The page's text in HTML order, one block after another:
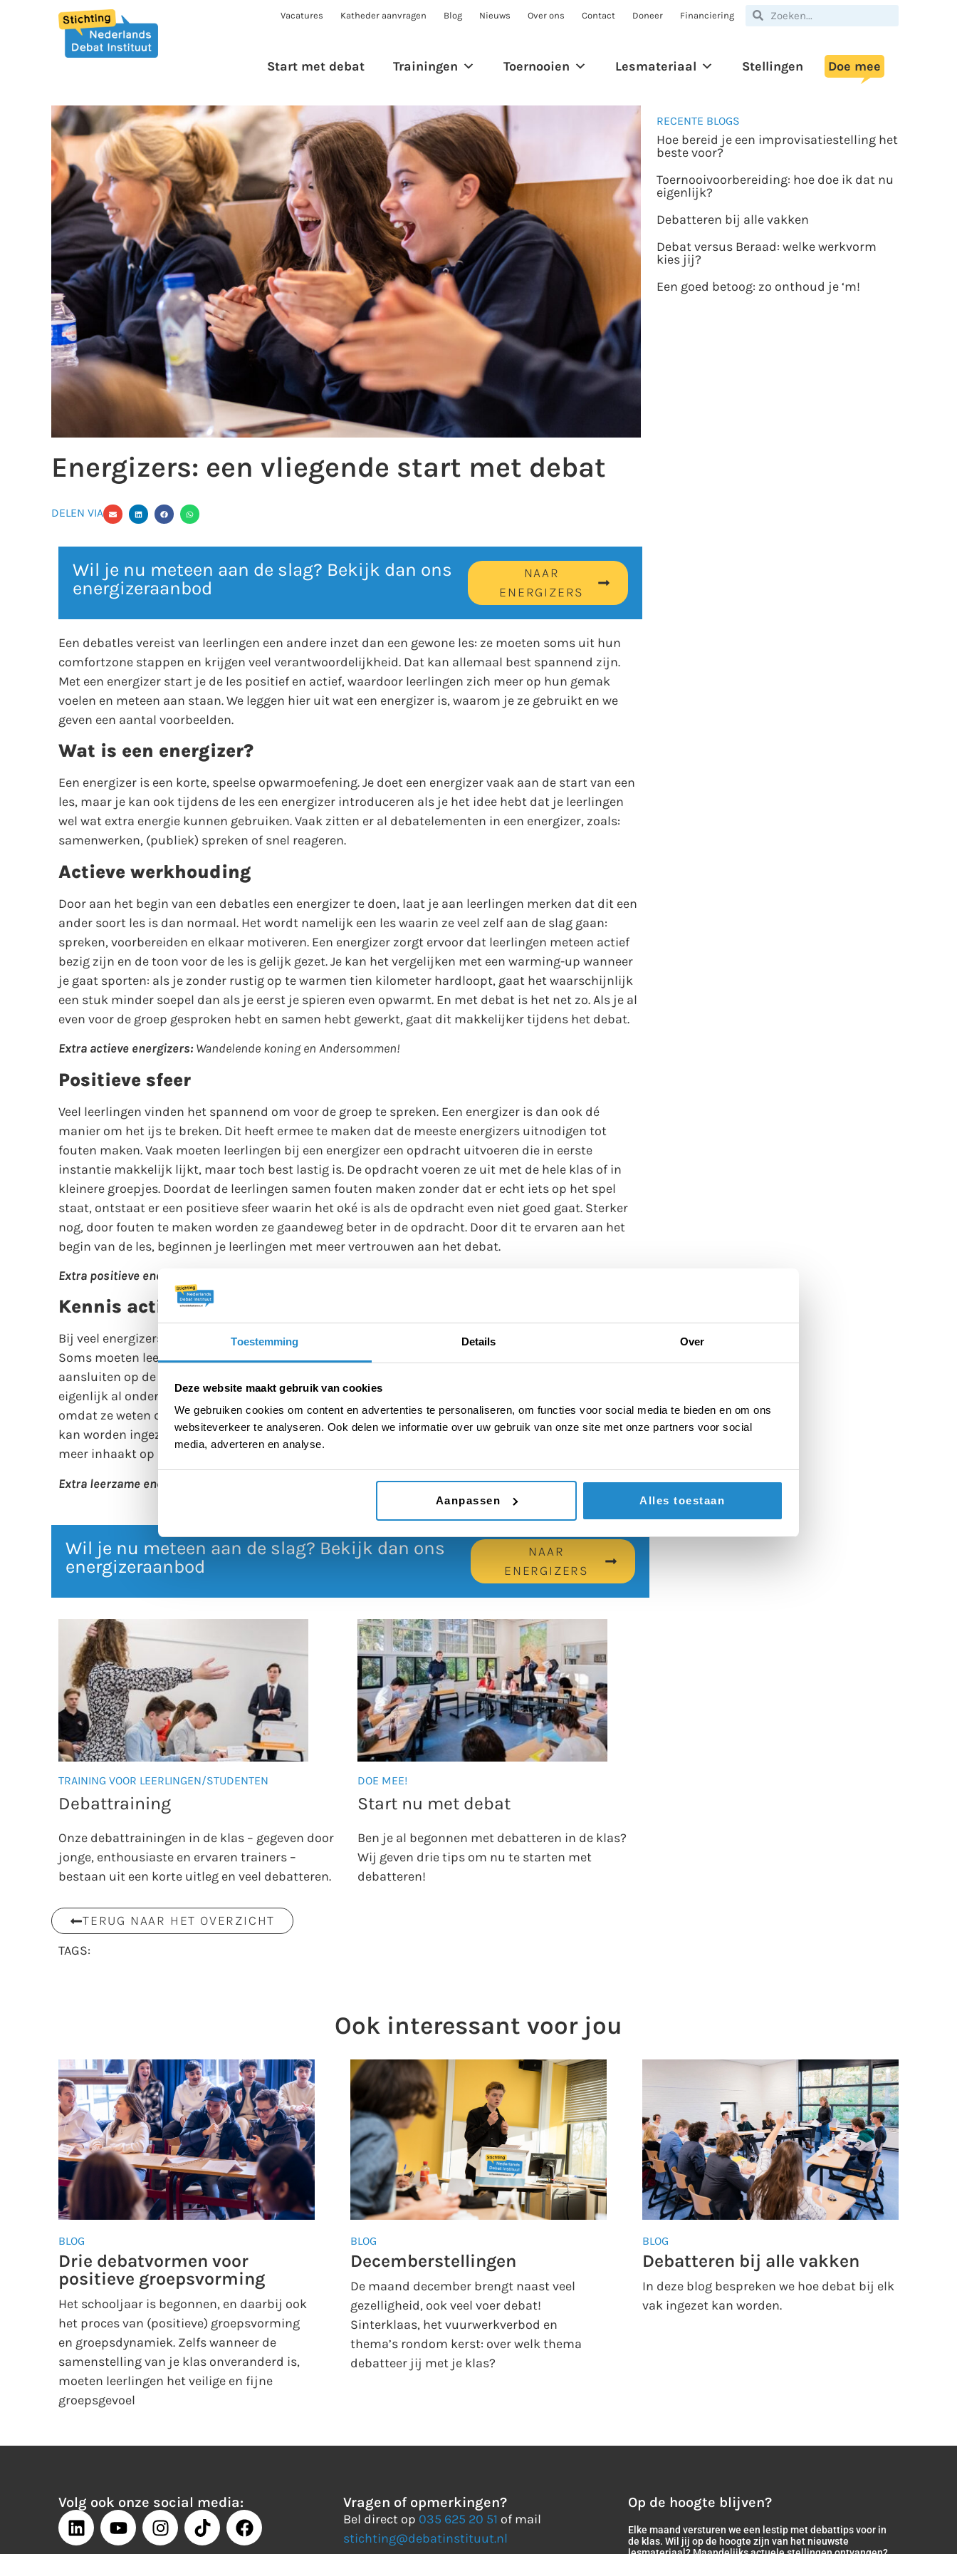
Toestemming Details Over
Deze website maakt gebruik van cookies
We gebruiken cookies om content en advertenties te personaliseren, om functies voor social media te bieden en om ons
websiteverkeer te analyseren. Ook delen we informatie over uw gebruik van onze site met onze partners voor social
media, adverteren en analyse.
Aanpassen Alles toestaan
Vacatures Katheder aanvragen Blog Nieuws Over ons Contact Doneer Financiering
Start met debat Trainingen Toernooien Lesmateriaal Stellingen Doe mee
Energizers: een vliegende start met debat
DELEN VIA
Wil je nu meteen aan de slag? Bekijk dan ons
energizeraanbod
NAAR
ENERGIZERS
Een debatles vereist van leerlingen een andere inzet dan een gewone les: ze moeten soms uit hun
comfortzone stappen en krijgen veel verantwoordelijkheid. Dat kan allemaal best spannend zijn.
Met een energizer start je de les positief en actief, waardoor leerlingen zich meer op hun gemak
voelen en meteen aan staan. We leggen hier uit wat een energizer is, waarom je ze gebruikt en we
geven een aantal voorbeelden.
Wat is een energizer?
Een energizer is een korte, speelse opwarmoefening. Je doet een energizer vaak aan de start van een
les, maar je kan ook tijdens de les een energizer introduceren als je het idee hebt dat je leerlingen
wel wat extra energie kunnen gebruiken. Vaak zitten er al debatelementen in een energizer, zoals:
samenwerken, (publiek) spreken of snel reageren.
Actieve werkhouding
Door aan het begin van een debatles een energizer te doen, laat je aan leerlingen merken dat dit een
ander soort les is dan normaal. Het wordt namelijk een les waarin ze veel zelf aan de slag gaan:
spreken, voorbereiden en elkaar motiveren. Een energizer zorgt ervoor dat leerlingen meteen actief
bezig zijn en de toon voor de les is gelijk gezet. Je kan het vergelijken met een warming-up wanneer
je gaat sporten: als je zonder rustig op te warmen tien kilometer hardloopt, gaat het waarschijnlijk
een stuk minder soepel dan als je eerst je spieren even opwarmt. En met debat is het net zo. Als je al
even voor de groep gesproken hebt en samen hebt gewerkt, gaat dit makkelijker tijdens het debat.
Extra actieve energizers: Wandelende koning en Andersommen!
Positieve sfeer
Veel leerlingen vinden het spannend om voor de groep te spreken. Een energizer is dan ook dé
manier om het ijs te breken. Dit heeft ermee te maken dat de meeste energizers uitnodigen tot
fouten maken. Vaak moeten leerlingen bij een energizer een opdracht uitvoeren die in eerste
instantie makkelijk lijkt, maar toch best lastig is. De opdracht voeren ze uit met de hele klas of in
kleinere groepjes. Doordat de leerlingen samen fouten maken zonder dat er echt iets op het spel
staat, ontstaat er een positieve sfeer waarin het oké is als de opdracht even niet goed gaat. Sterker
nog, door fouten te maken worden ze gaandeweg beter in de opdracht. Door dit te ervaren aan het
begin van de les, beginnen je leerlingen met meer vertrouwen aan het debat.
Extra positieve energizers:
Kennis activeren
Bij veel energizers staat samenwerken centraal, maar bijvoorbeeld ook creatief en snel nadenken.
Soms moeten leerlingen zelfs al een korte (ludieke) speech houden. Door je energizer te laten
aansluiten op de doelen van je debatles, laat je leerlingen zien dat ze veel debatvaardigheden
eigenlijk al onder de knie hebben of hier in ieder geval mee bekend zijn. Dit geeft zelfvertrouwen,
omdat ze weten dat ze al voorkennis hebben waarmee ze het debat ingaan. Hoewel elke energizer
kan worden ingezet aan het begin van een debatles, kan je dus ook voor een energizer kiezen die al
meer inhaakt op klassieke debatvaardigheden.
Extra leerzame energizers:
Verkoop de bel, De woordentrein, Het Alfabetspel
Wil je nu meteen aan de slag? Bekijk dan ons
energizeraanbod
NAAR
ENERGIZERS
TRAINING VOOR LEERLINGEN/STUDENTEN
Debattraining
Onze debattrainingen in de klas – gegeven door
jonge, enthousiaste en ervaren trainers –
bestaan uit een korte uitleg en veel debatteren.
DOE MEE!
Start nu met debat
Ben je al begonnen met debatteren in de klas?
Wij geven drie tips om nu te starten met
debatteren!
TERUG NAAR HET OVERZICHT
TAGS:
RECENTE BLOGS
Hoe bereid je een improvisatiestelling het
beste voor?
Toernooivoorbereiding: hoe doe ik dat nu
eigenlijk?
Debatteren bij alle vakken
Debat versus Beraad: welke werkvorm
kies jij?
Een goed betoog: zo onthoud je ‘m!
Ook interessant voor jou
BLOG
Drie debatvormen voor
positieve groepsvorming
Het schooljaar is begonnen, en daarbij ook
het proces van (positieve) groepsvorming
en groepsdynamiek. Zelfs wanneer de
samenstelling van je klas onveranderd is,
moeten leerlingen het veilige en fijne
groepsgevoel
BLOG
Decemberstellingen
De maand december brengt naast veel
gezelligheid, ook veel voer debat!
Sinterklaas, het vuurwerkverbod en
thema’s rondom kerst: over welk thema
debatteer jij met je klas?
BLOG
Debatteren bij alle vakken
In deze blog bespreken we hoe debat bij elk
vak ingezet kan worden.
Volg ook onze social media: Vragen of opmerkingen?
Bel direct op 035 625 20 51 of mail
stichting@debatinstituut.nl
Op de hoogte blijven?
Elke maand versturen we een lestip met debattips voor in
de klas. Wil jij op de hoogte zijn van het nieuwste